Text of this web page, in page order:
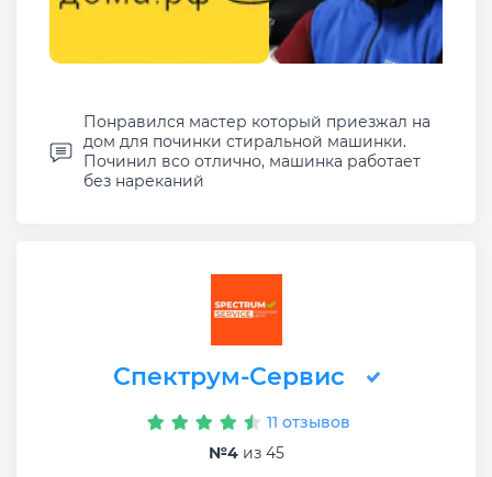
Понравился мастер который приезжал на
дом для починки стиральной машинки.
Починил всо отлично, машинка работает
без нареканий
Спектрум-Сервис
11 отзывов
№4из 45